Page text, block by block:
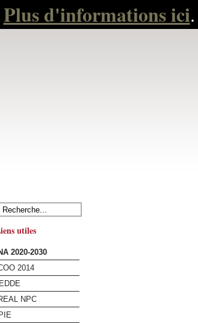
Plus d'informations ici.
utiles
2020-2030
2014
NPC